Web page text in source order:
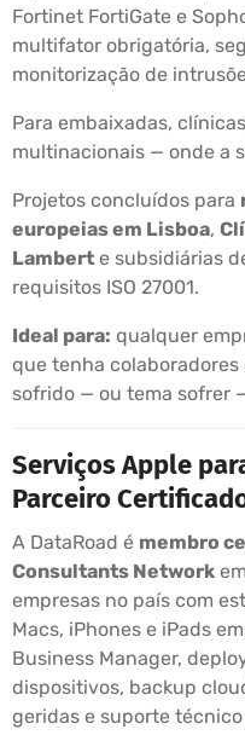
Fortinet FortiGate e
multifator obrigatória,
monitorização de
Para embaixadas,
multinacionais — onde a
Projetos concluídos para
europeias em Lisboa,
Lambert e subsidiárias
requisitos ISO 27001.
Ideal para: qualquer
que tenha
sofrido — ou tema sofrer
Serviços Apple
Parceiro
A DataRoad é membro
Consultants Network
empresas no país com
Macs, iPhones e iPads
Business Manager,
dispositivos, backup
geridas e suporte